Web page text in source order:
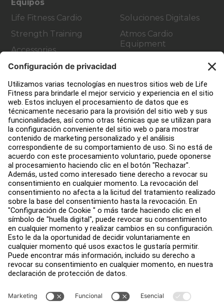
Equipos
Life Fitness Cardio
Strength Training
Accessories
Soluciones Digitales
Atmos Cardio
Equipment
Atención al Cliente
Design de gimnasio
Centro de servicios
Centro de Educación
Acerca de
Buscar un distribuidor
Encuentre una tienda
Legal
Accesibilidad
Iniciar sesión en Facility Connect